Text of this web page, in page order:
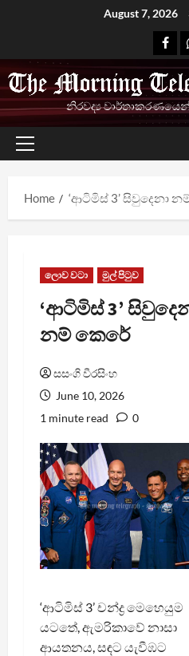
August 7, 2026
නිරවද්‍ය
Primary
Home
‘ආටිමිස් 3’ සිවුදෙනා
ලොව වටා මුල් පිටුව
‘ආටිමිස් 3’
නම් කෙරේ
සසංගි වීරසිංහ
June 10, 2026
1 minute read
0
‘ආටිමිස් 3’ චන්ද්‍ර මෙහෙයුම
යටතේ, ඇමරිකාවේ නාසා
ආයතනය, සඳට යැවීඹට